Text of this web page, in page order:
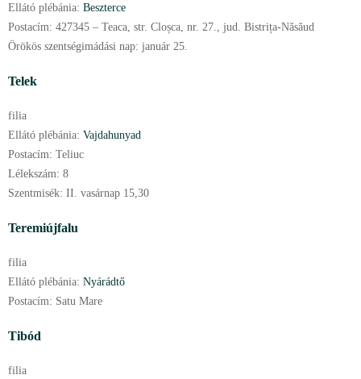
Ellátó plébánia: Beszterce
Postacím: 427345 – Teaca, str. Cloșca, nr. 27., jud. Bistrița-Năsăud
Örökös szentségimádási nap: január 25.
Telek
filia
Ellátó plébánia: Vajdahunyad
Postacím: Teliuc
Lélekszám: 8
Szentmisék: II. vasárnap 15,30
Teremiújfalu
filia
Ellátó plébánia: Nyárádtő
Postacím: Satu Mare
Tibód
filia